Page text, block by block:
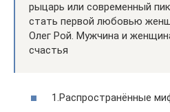
рыцарь или современный
стать первой любовью
Олег Рой. Мужчина и
счастья
1.Распространённые